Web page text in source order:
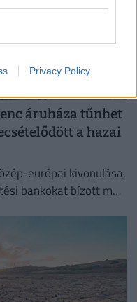
Privacy Policy
áruháza tűnhet
a hazai
európai kivonulása,
bankokat bízott meg